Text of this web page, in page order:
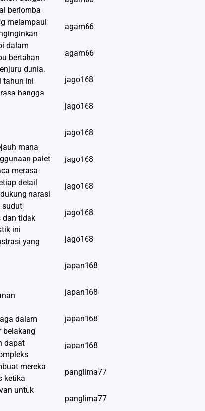
berlomba
melampaui
dalam
bertahan
dunia.
tahun ini
bangga
mana
palet
merasa
detail
narasi
sudut
dan tidak
ini
yang
dalam
belakang
dapat
mereka
ketika
untuk
agam66
agam66
jago168
jago168
jago168
jago168
jago168
jago168
jago168
japan168
japan168
japan168
japan168
panglima77
panglima77